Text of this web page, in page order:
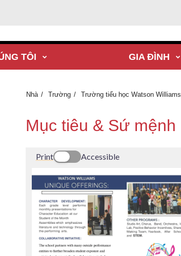
TÔI GIA ĐÌNH
Nhà Trường Trường tiểu học Watson Williams
Mục tiêu & Sứ mệnh